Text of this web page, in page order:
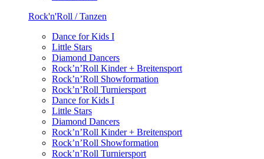
Rock'n'Roll / Tanzen
Dance for Kids I
Little Stars
Diamond Dancers
Rock’n’Roll Kinder + Breitensport
Rock’n’Roll Showformation
Rock’n’Roll Turniersport
Dance for Kids I
Little Stars
Diamond Dancers
Rock’n’Roll Kinder + Breitensport
Rock’n’Roll Showformation
Rock’n’Roll Turniersport